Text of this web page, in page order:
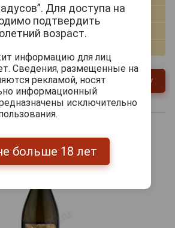
Кадарка
305189
- + В заявку
Для доступа на
подтвердить
возраст.
информацию для лиц
Сведения, размещенные на
рекламой, носят
информационный
исключительно
больше 18 лет